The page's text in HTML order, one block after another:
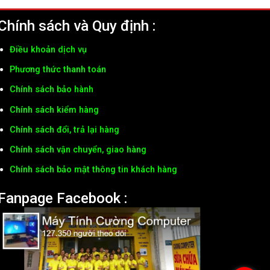
sách và Quy định :
Điều khoản dịch vụ
Phương thức thanh toán
Chính sách bảo hành
Chính sách kiểm hàng
Chính sách đổi, trả lại hàng
Chính sách vận chuyển, giao hàng
Chính sách bảo mật thông tin khách hàng
Facebook :